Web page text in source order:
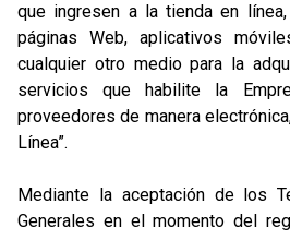
que ingresen a la tienda en
páginas Web, aplicativos
cualquier otro medio para la
servicios que habilite la
proveedores de manera
Línea”.
Mediante la aceptación de los
Generales en el momento del